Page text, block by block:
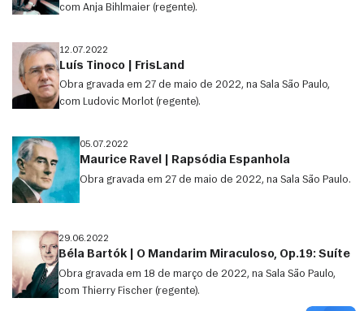
com Anja Bihlmaier (regente).
12.07.2022
Luís Tinoco | FrisLand
Obra gravada em 27 de maio de 2022, na Sala São Paulo,
com Ludovic Morlot (regente).
05.07.2022
Maurice Ravel | Rapsódia Espanhola
Obra gravada em 27 de maio de 2022, na Sala São Paulo.
29.06.2022
Béla Bartók | O Mandarim Miraculoso, Op.19: Suíte
Obra gravada em 18 de março de 2022, na Sala São Paulo,
com Thierry Fischer (regente).